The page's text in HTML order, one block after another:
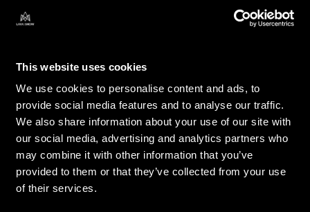
This website uses cookies
We use cookies to personalise content and ads, to
provide social media features and to analyse our traffic.
We also share information about your use of our site with
our social media, advertising and analytics partners who
may combine it with other information that you’ve
provided to them or that they’ve collected from your use
of their services.
comportamento do vulcão.
Como Estudam os Cientistas o
Öræfajökull Hoje?
A investigação de Helga é profunda — literalmente.
Ela estuda petrologia experimental, o que significa recriar